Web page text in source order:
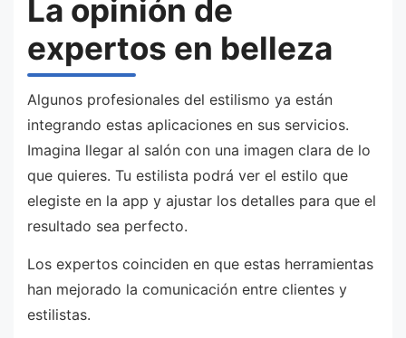
La opinión de
expertos en belleza
Algunos profesionales del estilismo ya están
integrando estas aplicaciones en sus servicios.
Imagina llegar al salón con una imagen clara de lo
que quieres. Tu estilista podrá ver el estilo que
elegiste en la app y ajustar los detalles para que el
resultado sea perfecto.
Los expertos coinciden en que estas herramientas
han mejorado la comunicación entre clientes y
estilistas.